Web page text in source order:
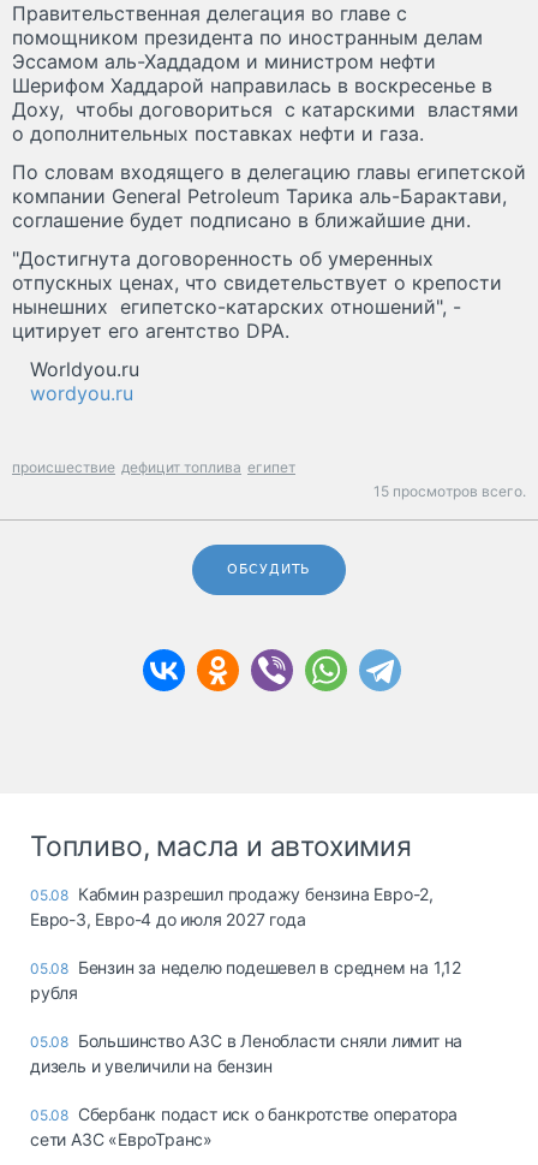
Правительственная делегация во главе с
помощником президента по иностранным делам
Эссамом аль-Хаддадом и министром нефти
Шерифом Хаддарой направилась в воскресенье в
Доху, чтобы договориться с катарскими властями
о дополнительных поставках нефти и газа.
По словам входящего в делегацию главы египетской
компании General Petroleum Тарика аль-Барактави,
соглашение будет подписано в ближайшие дни.
"Достигнута договоренность об умеренных
отпускных ценах, что свидетельствует о крепости
нынешних египетско-катарских отношений", -
цитирует его агентство DPA.
Worldyou.ru
wordyou.ru
происшествие дефицит топлива египет
15 просмотров всего.
ОБСУДИТЬ
Топливо, масла и автохимия
05.08 Кабмин разрешил продажу бензина Евро-2,
Евро-3, Евро-4 до июля 2027 года
05.08 Бензин за неделю подешевел в среднем на 1,12
рубля
05.08 Большинство АЗС в Ленобласти сняли лимит на
дизель и увеличили на бензин
05.08 Сбербанк подаст иск о банкротстве оператора
сети АЗС «ЕвроТранс»